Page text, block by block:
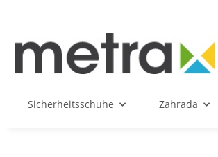
Sicherheitsschuhe Zahrada